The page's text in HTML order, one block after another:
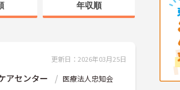
年収順
更新日：2026年03月25日
アセンター
医療法人忠知会